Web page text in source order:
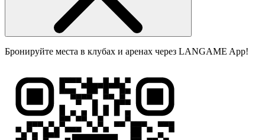
Бронируйте места в клубах и аренах через LANGAME App!